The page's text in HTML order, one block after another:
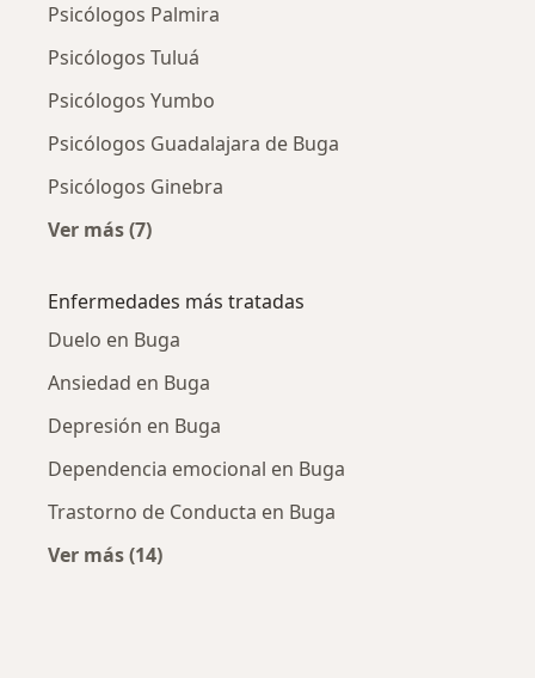
Psicólogos Palmira
Psicólogos Tuluá
Psicólogos Yumbo
Psicólogos Guadalajara de Buga
Psicólogos Ginebra
Ver más (7)
Enfermedades más tratadas
Duelo en Buga
Ansiedad en Buga
Depresión en Buga
Dependencia emocional en Buga
Trastorno de Conducta en Buga
Ver más (14)